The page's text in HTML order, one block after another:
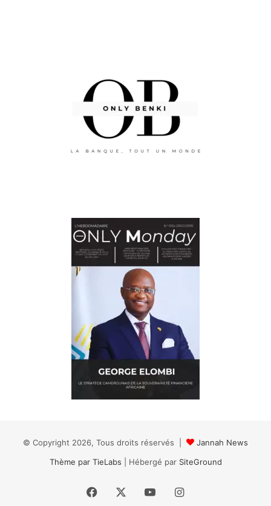
© Copyright 2026, Tous droits réservés |
Jannah News
Thème par TieLabs | Hébergé par SiteGround
Facebook YouTubeInstagram